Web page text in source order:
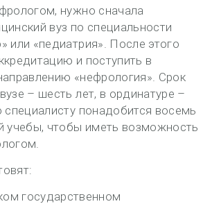
нужно сначала
вуз по специальности
или «педиатрия». После этого
и поступить в
«нефрология». Срок
– шесть лет, в ординатуре –
специалисту понадобится восемь
учебы, чтобы иметь возможность
государственном